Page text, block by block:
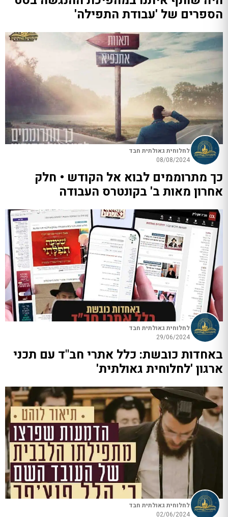
הספרים של 'עבודת התפילה'
לחלוחית גאולתית חבד
08/08/2024
כך מתרוממים לבוא אל הקודש • חלק
אחרון מאות ב' בקונטרס העבודה
לחלוחית גאולתית חבד
29/06/2024
באחדות כובשת: כלל אתרי חב"ד עם תכני
ארגון 'לחלוחית גאולתית'
לחלוחית גאולתית חבד
02/06/2024